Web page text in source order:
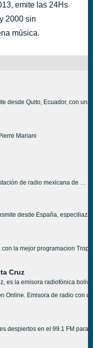
emite las 24Hs
2000 sin
música.
desde Quito, Ecuador, con
Mariani
Radio Ambiental es la popular estación de radio mexicana de música clásica de los 70, que es muy popular en toda la comunidad de radio clásica. Si busca la mejor música clásica en su clase y programas para llevar que son refrescantes, entretenidos y agradables, Radio Ambiental es el hallazgo perfecto para aquellos que buscan música.
desde España,
la mejor programacion
Cruz
es la emisora radiofónica
Online. Emisora de radio con
despiertos en el 99.1 FM